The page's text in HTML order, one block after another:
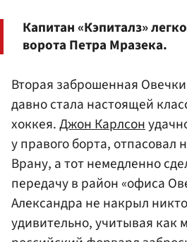
Капитан «Кэпиталз»
ворота Петра Мразека.
Вторая заброшенная
давно стала настоящей
хоккея.Джон Карлсон
у правого борта, отпасовал
Врану, а тот немедленно
передачу в район «офиса
Александра не накрыл
удивительно, учитывая как